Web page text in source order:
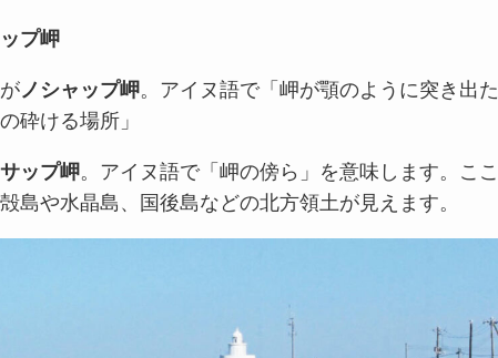
プ岬
ノシャップ岬。アイヌ語で「岬が顎のように突き出た
砕ける場所」
ップ岬。アイヌ語で「岬の傍ら」を意味します。ここ
島や水晶島、国後島などの北方領土が見えます。